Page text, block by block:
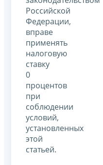
Российской
Федерации,
вправе
применять
налоговую
ставку
0
процентов
при
соблюдении
условий,
установленных
этой
статьей.